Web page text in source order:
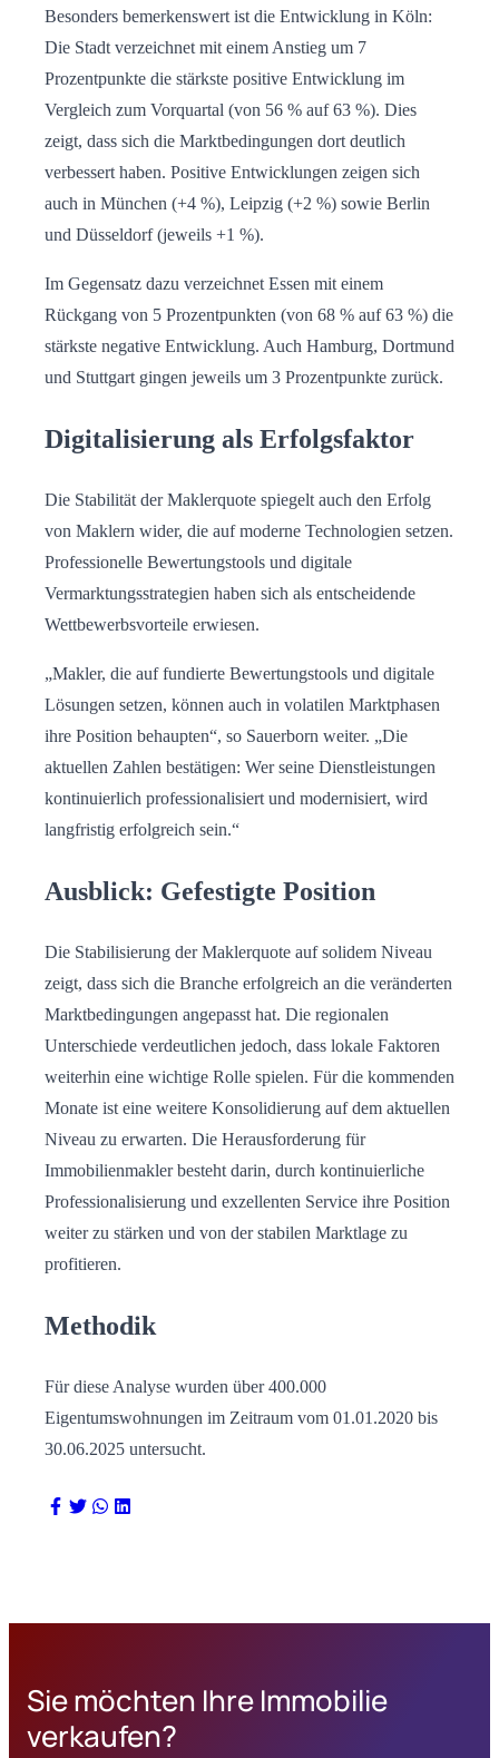
Besonders bemerkenswert ist die Entwicklung in Köln:
Die Stadt verzeichnet mit einem Anstieg um 7
Prozentpunkte die stärkste positive Entwicklung im
Vergleich zum Vorquartal (von 56 % auf 63 %). Dies
zeigt, dass sich die Marktbedingungen dort deutlich
verbessert haben. Positive Entwicklungen zeigen sich
auch in München (+4 %), Leipzig (+2 %) sowie Berlin
und Düsseldorf (jeweils +1 %).
Im Gegensatz dazu verzeichnet Essen mit einem
Rückgang von 5 Prozentpunkten (von 68 % auf 63 %) die
stärkste negative Entwicklung. Auch Hamburg, Dortmund
und Stuttgart gingen jeweils um 3 Prozentpunkte zurück.
Digitalisierung als Erfolgsfaktor
Die Stabilität der Maklerquote spiegelt auch den Erfolg
von Maklern wider, die auf moderne Technologien setzen.
Professionelle Bewertungstools und digitale
Vermarktungsstrategien haben sich als entscheidende
Wettbewerbsvorteile erwiesen.
„Makler, die auf fundierte Bewertungstools und digitale
Lösungen setzen, können auch in volatilen Marktphasen
ihre Position behaupten“, so Sauerborn weiter. „Die
aktuellen Zahlen bestätigen: Wer seine Dienstleistungen
kontinuierlich professionalisiert und modernisiert, wird
langfristig erfolgreich sein.“
Ausblick: Gefestigte Position
Die Stabilisierung der Maklerquote auf solidem Niveau
zeigt, dass sich die Branche erfolgreich an die veränderten
Marktbedingungen angepasst hat. Die regionalen
Unterschiede verdeutlichen jedoch, dass lokale Faktoren
weiterhin eine wichtige Rolle spielen. Für die kommenden
Monate ist eine weitere Konsolidierung auf dem aktuellen
Niveau zu erwarten. Die Herausforderung für
Immobilienmakler besteht darin, durch kontinuierliche
Professionalisierung und exzellenten Service ihre Position
weiter zu stärken und von der stabilen Marktlage zu
profitieren.
Methodik
Für diese Analyse wurden über 400.000
Eigentumswohnungen im Zeitraum vom 01.01.2020 bis
30.06.2025 untersucht.
Sie möchten Ihre Immobilie
verkaufen?